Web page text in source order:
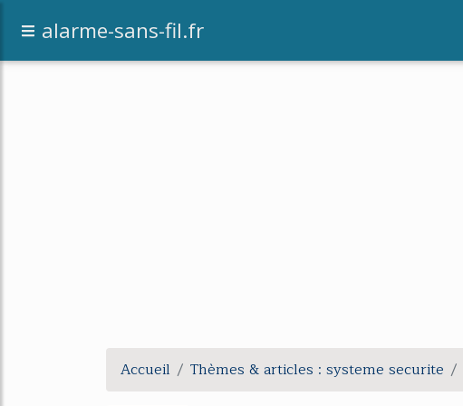
alarme-sans-fil.fr
Accueil Thèmes & articles : systeme securite